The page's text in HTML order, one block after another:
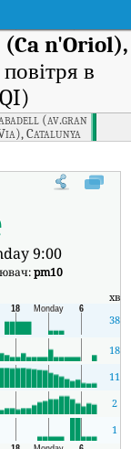
n'Oriol),
в
(av.gran
Catalunya
повітря в
9:00
pm10
хв
38
18
11
2
1